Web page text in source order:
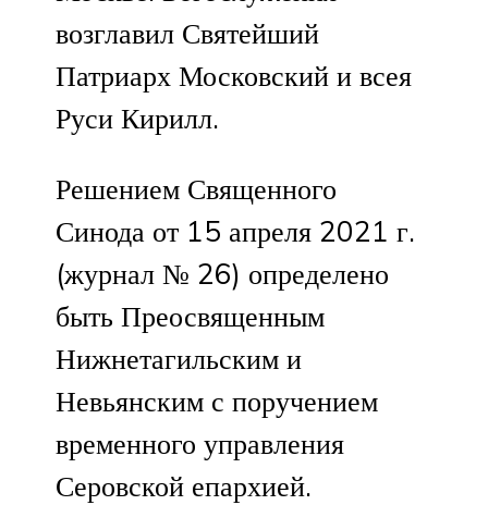
возглавил Святейший
Патриарх Московский и всея
Руси Кирилл.
Решением Священного
Синода от 15 апреля 2021 г.
(журнал № 26) определено
быть Преосвященным
Нижнетагильским и
Невьянским с поручением
временного управления
Серовской епархией.